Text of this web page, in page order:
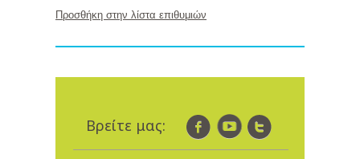
Προσθήκη στην λίστα επιθυμιών
Βρείτε μας: